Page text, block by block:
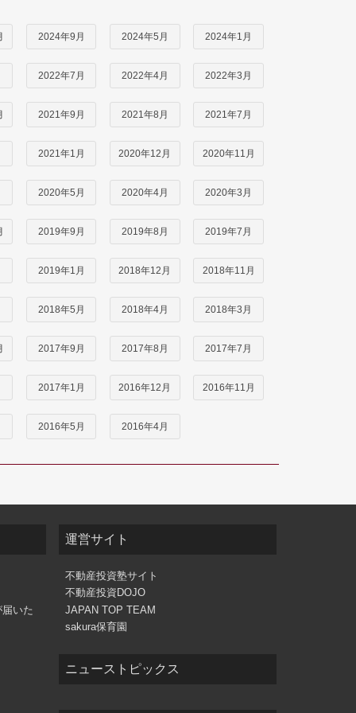
2024年9月 2024年5月 2024年1月
2022年7月 2022年4月 2022年3月
2021年9月 2021年8月 2021年7月
2021年1月 2020年12月 2020年11月
2020年5月 2020年4月 2020年3月
2019年9月 2019年8月 2019年7月
2019年1月 2018年12月 2018年11月
2018年5月 2018年4月 2018年3月
2017年9月 2017年8月 2017年7月
2017年1月 2016年12月 2016年11月
2016年5月 2016年4月
いた
運営サイト
不動産投資塾サイト
不動産投資DOJO
JAPAN TOP TEAM
sakura保育園
ニューストピックス